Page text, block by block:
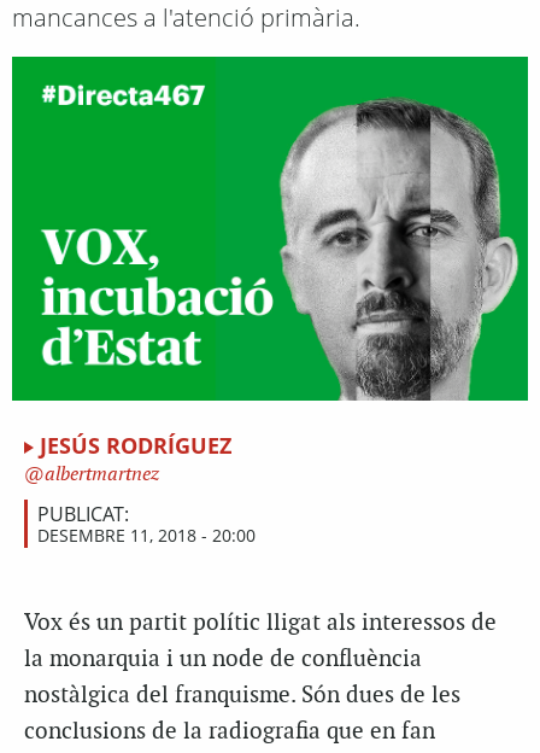
mancances a l'atenció primària.
JESÚS RODRÍGUEZ
albertmartnez
PUBLICAT:
DESEMBRE 11, 2018 - 20:00
Vox és un partit polític lligat als interessos de
la monarquia i un node de confluència
nostàlgica del franquisme. Són dues de les
conclusions de la radiografia que en fan